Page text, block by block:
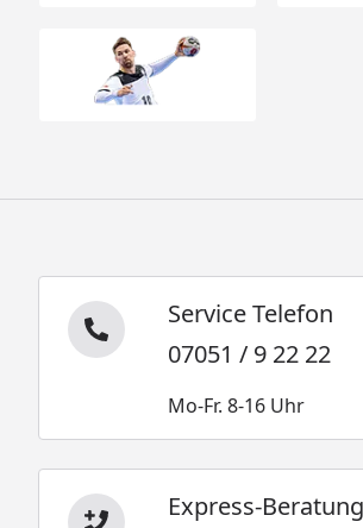
Service Telefon
07051 / 9 22 22
Mo-Fr. 8-16 Uhr
Express-Beratung